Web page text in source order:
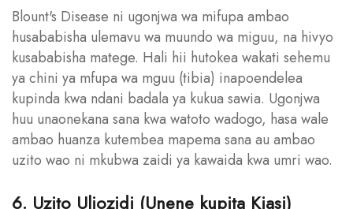
Blount's Disease ni ugonjwa wa mifupa ambao
husababisha ulemavu wa muundo wa miguu, na hivyo
kusababisha matege. Hali hii hutokea wakati sehemu
ya chini ya mfupa wa mguu (tibia) inapoendelea
kupinda kwa ndani badala ya kukua sawia. Ugonjwa
huu unaonekana sana kwa watoto wadogo, hasa wale
ambao huanza kutembea mapema sana au ambao
uzito wao ni mkubwa zaidi ya kawaida kwa umri wao.
6. Uzito Uliozidi (Unene kupita Kiasi)